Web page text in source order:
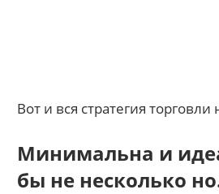
Вот и вся стратегия торговли
Минимальна и
бы не несколько